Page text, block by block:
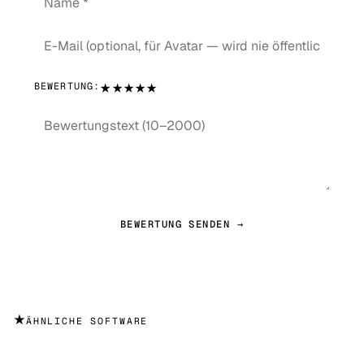
BEWERTUNG: ★★★★★
BEWERTUNG SENDEN →
★ÄHNLICHE SOFTWARE